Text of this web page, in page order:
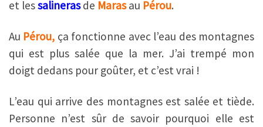
et lessalinerasde Maras au Pérou.
Au Pérou, ça fonctionne avec l’eau des montagnes
qui est plus salée que la mer. J’ai trempé mon
doigt dedans pour goûter, et c’est vrai !
L’eau qui arrive des montagnes est salée et tiède.
Personne n’est sûr de savoir pourquoi elle est